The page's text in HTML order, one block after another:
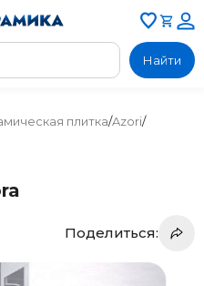
Найти
плитка/Azori/
Поделиться: